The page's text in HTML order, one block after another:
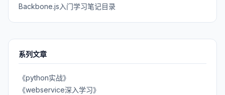
Backbone.js入门学习笔记目录
系列文章
《python实战》
《webservice深入学习》